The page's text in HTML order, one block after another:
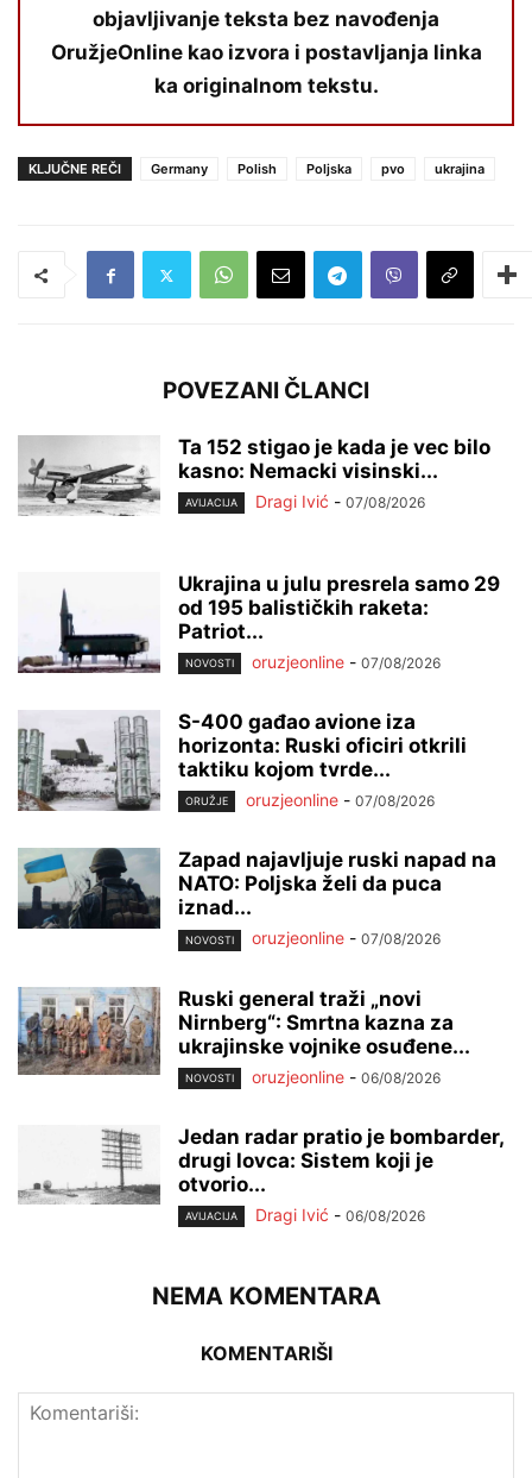
objavljivanje teksta bez navođenja
OružjeOnline kao izvora i postavljanja linka
ka originalnom tekstu.
KLJUČNE REČI Germany Polish Poljska pvo ukrajina
POVEZANI ČLANCI
Ta 152 stigao je kada je vec bilo
kasno: Nemacki visinski...
AVIJACIJA Dragi Ivić - 07/08/2026
Ukrajina u julu presrela samo 29
od 195 balističkih raketa:
Patriot...
NOVOSTI oruzjeonline - 07/08/2026
S-400 gađao avione iza
horizonta: Ruski oficiri otkrili
taktiku kojom tvrde...
ORUŽJE oruzjeonline - 07/08/2026
Zapad najavljuje ruski napad na
NATO: Poljska želi da puca
iznad...
NOVOSTI oruzjeonline - 07/08/2026
Ruski general traži „novi
Nirnberg“: Smrtna kazna za
ukrajinske vojnike osuđene...
NOVOSTI oruzjeonline - 06/08/2026
Jedan radar pratio je bombarder,
drugi lovca: Sistem koji je
otvorio...
AVIJACIJA Dragi Ivić - 06/08/2026
NEMA KOMENTARA
KOMENTARIŠI